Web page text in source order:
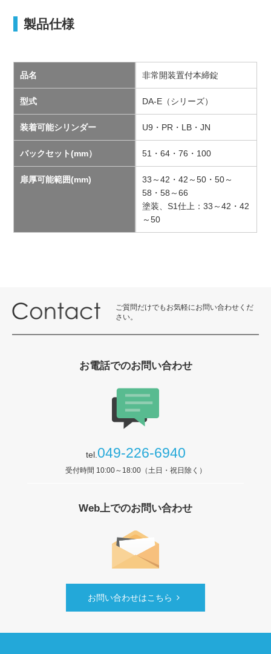
製品仕様
品名 非常開装置付本締錠
型式 DA-E（シリーズ）
装着可能シリンダー U9・PR・LB・JN
バックセット(mm） 51・64・76・100
扉厚可能範囲(mm)
33～42・42～50・50～
58・58～66
塗装、S1仕上：33～42・42
～50
ご質問だけでもお気軽にお問い合わせくだ
さい。
お電話でのお問い合わせ
tel.049-226-6940
受付時間 10:00～18:00（土日・祝日除く）
Web上でのお問い合わせ
お問い合わせはこちら